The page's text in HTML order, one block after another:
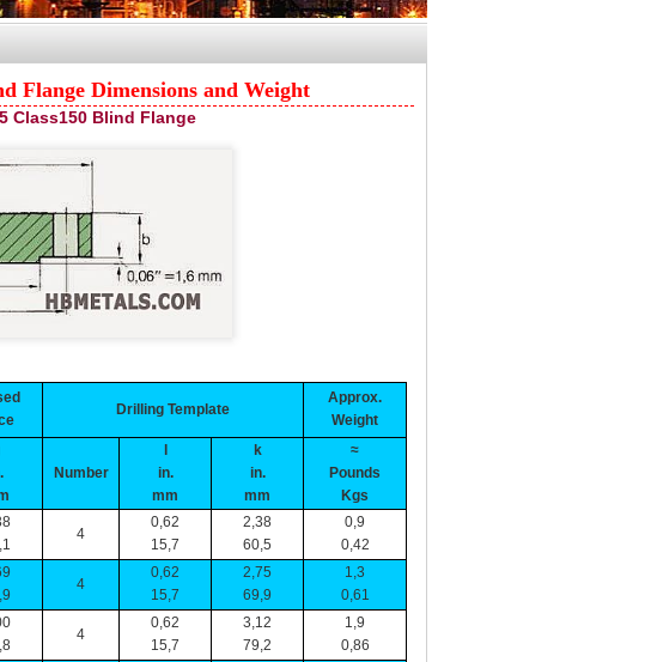
Flange Dimensions and Weight
Class150 Blind Flange
Drilling Template
Approx.
Weight
Number
l
in.
mm
k
in.
mm
≈
Pounds
Kgs
4
0,62
15,7
2,38
60,5
0,9
0,42
4
0,62
15,7
2,75
69,9
1,3
0,61
4
0,62
15,7
3,12
79,2
1,9
0,86